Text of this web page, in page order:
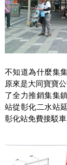
不知道為什麼集
原來是大同寶寶
了全力推銷集集
站從彰化二水站
彰化站免費接駁